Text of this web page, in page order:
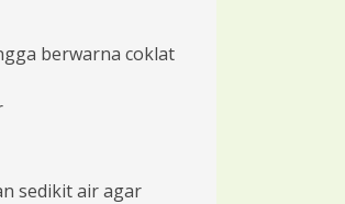
berwarna coklat
sedikit air agar